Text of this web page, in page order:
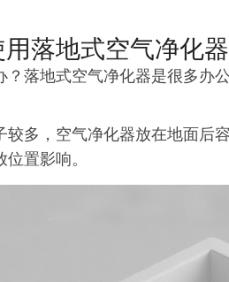
落地式空气净化器
？落地式空气净化器是很多办
较多，空气净化器放在地面后
置影响。